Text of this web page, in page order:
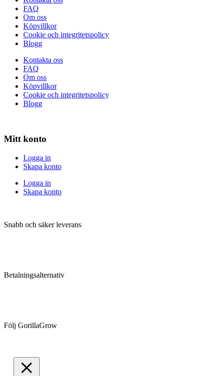
FAQ
Om oss
Köpvillkor
Cookie och integritetspolicy
Blogg
Kontakta oss
FAQ
Om oss
Köpvillkor
Cookie och integritetspolicy
Blogg
Mitt konto
Logga in
Skapa konto
Logga in
Skapa konto
Snabb och säker leverans
Betalningsalternativ
Följ GorillaGrow